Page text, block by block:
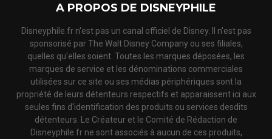
A PROPOS DE DISNEYPHILE
Disneyphile.fr n'est pas un canal officiel de Disney. Il n'est pas
sponsorisé par The Walt Disney Company ou ses filiales,
quelles qu'elles soient. Toutes les marques déposées, les
marques de service et les dénominations commerciales
utilisées sur ce site ou ses médias périphériques sont la
propriété de leurs détenteurs respectifs et apparaissent ici aux
seules fins d'identification des produits ou services desdits
détenteurs. Le Créateur et le Comité de Rédaction de
Disneyphile.fr ne sont associés à aucun de ces produits,